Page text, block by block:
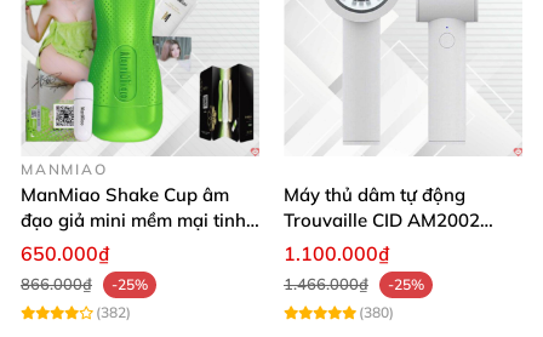
MANMIAO
ManMiao Shake Cup âm
đạo giả mini mềm mại tinh
tế kích thích cực đỉnh
650.000₫
866.000₫
-25%
(382)
Máy thủ dâm tự động
Trouvaille CID AM2002
tăng khoái cảm
1.100.000₫
1.466.000₫
-25%
(380)